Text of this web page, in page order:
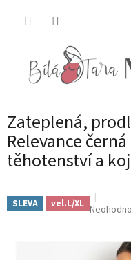
Zateplená,
Relevance
těhotenství a
SLEVA vel.L/XL Průměrné